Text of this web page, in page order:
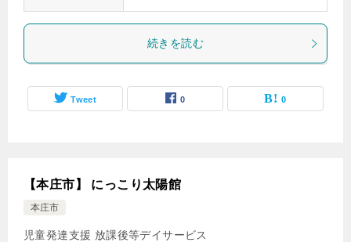
続きを読む
Tweet 0 0
【本庄市】 にっこり太陽館
本庄市
児童発達支援 放課後等デイサービス